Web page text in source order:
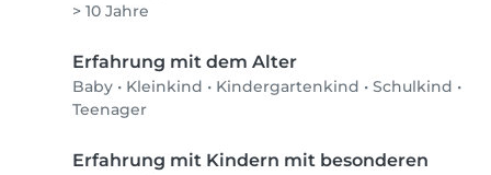
> 10 Jahre
Erfahrung mit dem Alter
Baby • Kleinkind • Kindergartenkind • Schulkind •
Teenager
Erfahrung mit Kindern mit besonderen